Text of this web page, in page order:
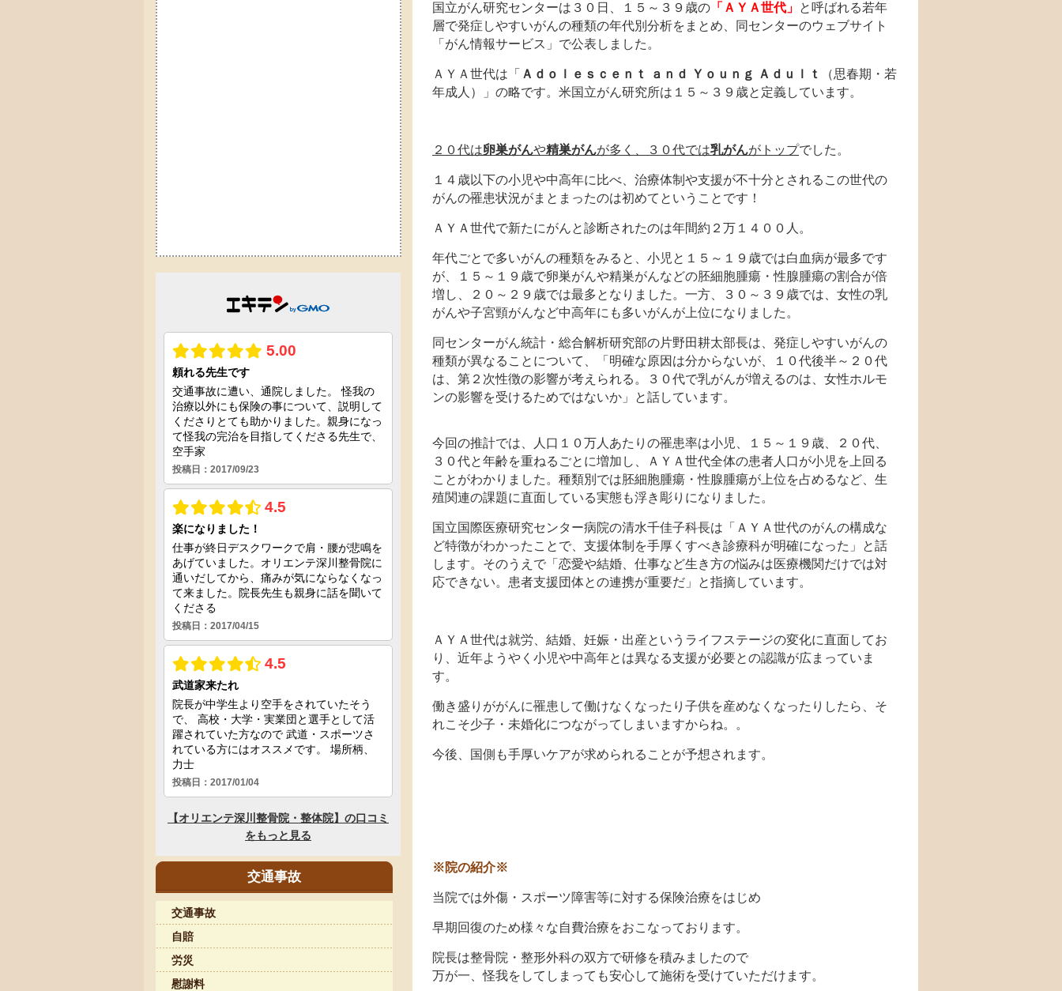
国立がん研究センターは３０日、１５～３９歳の 「ＡＹＡ世代」 と呼ばれる若年
層で発症しやすいがんの種類の年代別分析をまとめ、同センターのウェブサイト
「がん情報サービス」で公表しました。
ＡＹＡ世代は「 Ａｄｏｌｅｓｃｅｎｔ ａｎｄ Ｙｏｕｎｇ Ａｄｕｌｔ
（思春期・若
年成人）」の略です。米国立がん研究所は１５～３９歳と定義しています。
２０代は卵巣がんや精巣がんが多く、３０代では乳がんがトップでした。
１４歳以下の小児や中高年に比べ、治療体制や支援が不十分とされるこの世代の
がんの罹患状況がまとまったのは初めてということです！
ＡＹＡ世代で新たにがんと診断されたのは年間約２万１４００人。
年代ごとで多いがんの種類をみると、小児と１５～１９歳では白血病が最多です
が、１５～１９歳で卵巣がんや精巣がんなどの胚細胞腫瘍・性腺腫瘍の割合が倍
増し、２０～２９歳では最多となりました。一方、３０～３９歳では、女性の乳
がんや子宮頸がんなど中高年にも多いがんが上位になりました。
同センターがん統計・総合解析研究部の片野田耕太部長は、発症しやすいがんの
種類が異なることについて、「明確な原因は分からないが、１０代後半～２０代
は、第２次性徴の影響が考えられる。３０代で乳がんが増えるのは、女性ホルモ
ンの影響を受けるためではないか」と話しています。
今回の推計では、人口１０万人あたりの罹患率は小児、１５～１９歳、２０代、
３０代と年齢を重ねるごとに増加し、ＡＹＡ世代全体の患者人口が小児を上回る
ことがわかりました。種類別では胚細胞腫瘍・性腺腫瘍が上位を占めるなど、生
殖関連の課題に直面している実態も浮き彫りになりました。
国立国際医療研究センター病院の清水千佳子科長は「ＡＹＡ世代のがんの構成な
ど特徴がわかったことで、支援体制を手厚くすべき診療科が明確になった」と話
します。そのうえで「恋愛や結婚、仕事など生き方の悩みは医療機関だけでは対
応できない。患者支援団体との連携が重要だ」と指摘しています。
ＡＹＡ世代は就労、結婚、妊娠・出産というライフステージの変化に直面してお
り、近年ようやく小児や中高年とは異なる支援が必要との認識が広まっていま
す。
働き盛りががんに罹患して働けなくなったり子供を産めなくなったりしたら、そ
れこそ少子・未婚化につながってしまいますからね。。
今後、国側も手厚いケアが求められることが予想されます。
※院の紹介※
当院では外傷・スポーツ障害等に対する保険治療をはじめ
早期回復のため様々な自費治療をおこなっております。
院長は整骨院・整形外科の双方で研修を積みましたので
万が一、怪我をしてしまっても安心して施術を受けていただけます。
交通事故
交通事故
自賠
労災
慰謝料